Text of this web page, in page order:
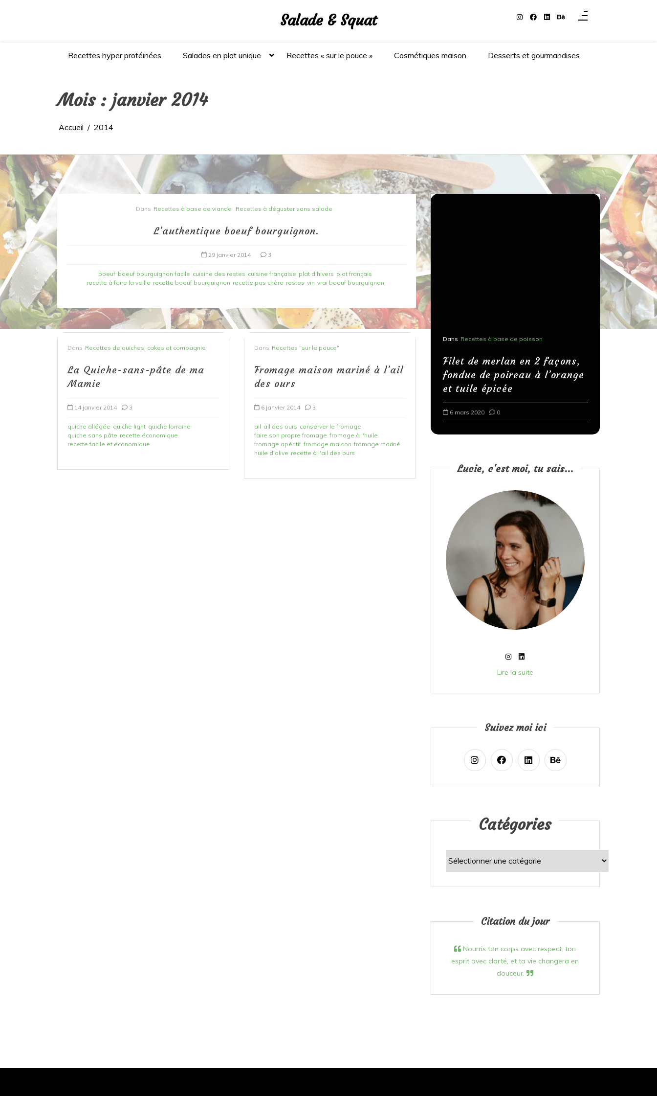
Salade & Squat
Recettes hyper protéinées Salades en plat unique Recettes « sur le pouce » Cosmétiques maison Desserts et gourmandises
Mois : janvier 2014
Accueil 2014
Dans Recettes à base de viande Recettes à déguster sans salade
L’authentique boeuf bourguignon.
29 janvier 2014 3
boeuf boeuf bourguignon facile cuisine des restes cuisine française plat d'hivers plat français
recette à faire la veille recette boeuf bourguignon recette pas chère restes vin vrai boeuf bourguignon
Dans Recettes de quiches, cakes et compagnie
La Quiche-sans-pâte de ma
Mamie
14 janvier 2014 3
quiche allégée quiche light quiche lorraine
quiche sans pâte recette économique
recette facile et économique
Dans Recettes "sur le pouce"
Fromage maison mariné à l’ail
des ours
6 janvier 2014 3
ail ail des ours conserver le fromage
faire son propre fromage fromage à l'huile
fromage apéritif fromage maison fromage mariné
huile d'olive recette à l'ail des ours
fondue de poireau à l’orange
6 mars 2020
Recettes végétariennes
Salons, rencontres et partenariats
Spaghettis aux légumes rôtis
au balsamique
18 mars 2020
Dans Recettes à base de poisson
Filet de merlan en 2 façons,
fondue de poireau à l’orange
et tuile épicée
6 mars 2020 0
Lucie, c'est moi, tu sais...
Lire la suite
Suivez moi ici
Catégories
Citation du jour
Nourris ton corps avec respect, ton
esprit avec clarté, et ta vie changera en
douceur.